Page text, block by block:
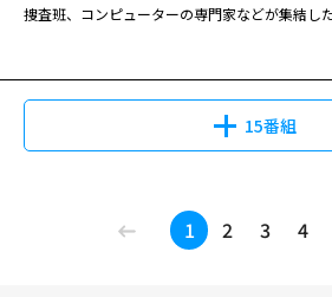
捜査班、コンピューターの専門家などが集結し
15番組
1 2 3 4